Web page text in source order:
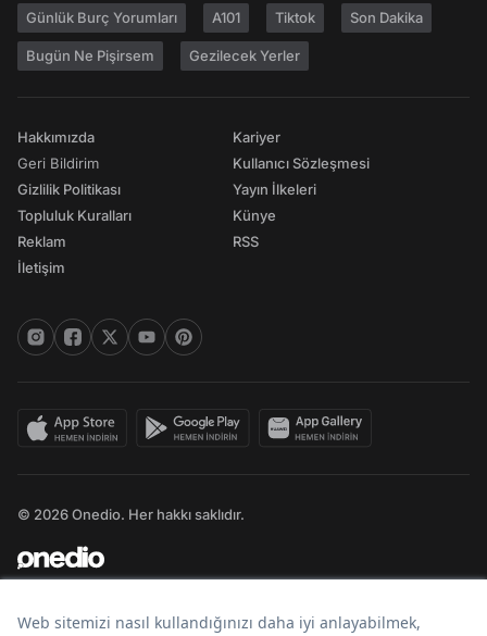
Günlük Burç Yorumları A101 Tiktok Son Dakika
Bugün Ne Pişirsem Gezilecek Yerler
Hakkımızda
Geri Bildirim
Gizlilik Politikası
Topluluk Kuralları
Reklam
İletişim
Kariyer
Kullanıcı Sözleşmesi
Yayın İlkeleri
Künye
RSS
© 2026 Onedio. Her hakkı saklıdır.